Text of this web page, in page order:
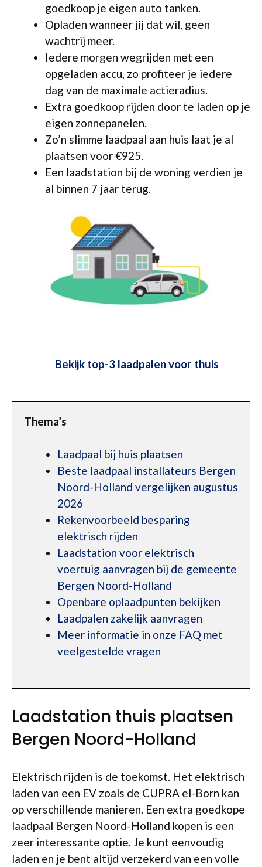
goedkoop je eigen auto tanken.
Opladen wanneer jij dat wil, geen
wachtrij meer.
Iedere morgen wegrijden met een
opgeladen accu, zo profiteer je iedere
dag van de maximale actieradius.
Extra goedkoop rijden door te laden op je
eigen zonnepanelen.
Zo’n slimme laadpaal aan huis laat je al
plaatsen voor €925.
Een laadstation bij de woning verdien je
al binnen 7 jaar terug.
Bekijk top-3 laadpalen voor thuis
Thema’s
Laadpaal bij huis plaatsen
Beste laadpaal installateurs Bergen
Noord-Holland vergelijken augustus
2026
Rekenvoorbeeld besparing
elektrisch rijden
Laadstation voor elektrisch
voertuig aanvragen bij de gemeente
Bergen Noord-Holland
Openbare oplaadpunten bekijken
Laadpalen zakelijk aanvragen
Meer informatie in onze FAQ met
veelgestelde vragen
Laadstation thuis plaatsen
Bergen Noord-Holland
Elektrisch rijden is de toekomst. Het elektrisch
laden van een EV zoals de CUPRA el-Born kan
op verschillende manieren. Een extra goedkope
laadpaal Bergen Noord-Holland kopen is een
zeer interessante optie. Je kunt eenvoudig
laden en je bent altijd verzekerd van een volle